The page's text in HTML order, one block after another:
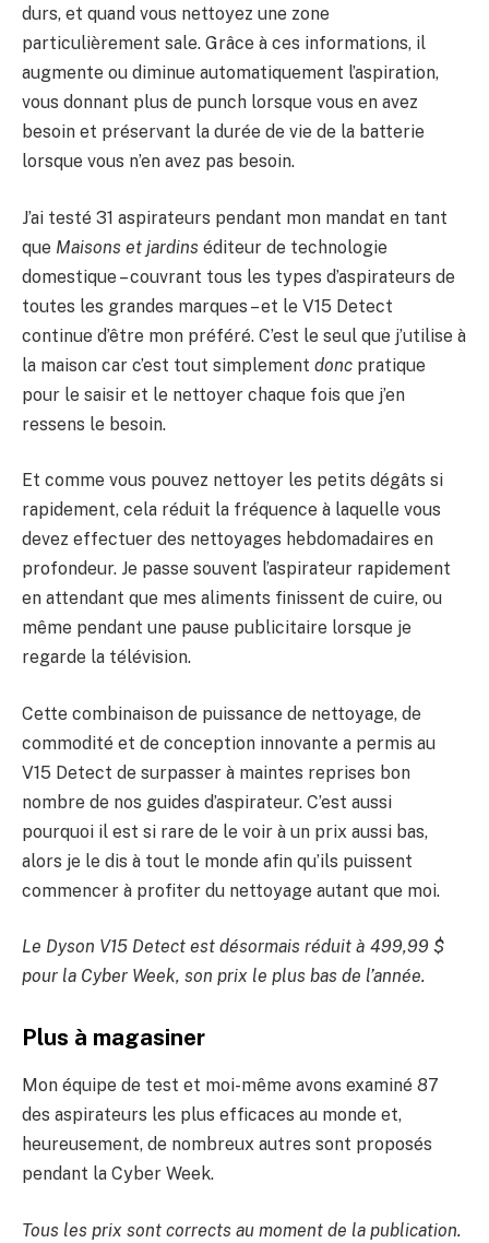
durs, et quand vous nettoyez une zone
particulièrement sale. Grâce à ces informations, il
augmente ou diminue automatiquement l’aspiration,
vous donnant plus de punch lorsque vous en avez
besoin et préservant la durée de vie de la batterie
lorsque vous n’en avez pas besoin.
J’ai testé 31 aspirateurs pendant mon mandat en tant
que Maisons et jardins éditeur de technologie
domestique – couvrant tous les types d’aspirateurs de
toutes les grandes marques – et le V15 Detect
continue d’être mon préféré. C’est le seul que j’utilise à
la maison car c’est tout simplement donc pratique
pour le saisir et le nettoyer chaque fois que j’en
ressens le besoin.
Et comme vous pouvez nettoyer les petits dégâts si
rapidement, cela réduit la fréquence à laquelle vous
devez effectuer des nettoyages hebdomadaires en
profondeur. Je passe souvent l’aspirateur rapidement
en attendant que mes aliments finissent de cuire, ou
même pendant une pause publicitaire lorsque je
regarde la télévision.
Cette combinaison de puissance de nettoyage, de
commodité et de conception innovante a permis au
V15 Detect de surpasser à maintes reprises bon
nombre de nos guides d’aspirateur. C’est aussi
pourquoi il est si rare de le voir à un prix aussi bas,
alors je le dis à tout le monde afin qu’ils puissent
commencer à profiter du nettoyage autant que moi.
Le Dyson V15 Detect est désormais réduit à 499,99 $
pour la Cyber ​​Week, son prix le plus bas de l’année.
Plus à magasiner
Mon équipe de test et moi-même avons examiné 87
des aspirateurs les plus efficaces au monde et,
heureusement, de nombreux autres sont proposés
pendant la Cyber ​​​​Week.
Tous les prix sont corrects au moment de la publication.